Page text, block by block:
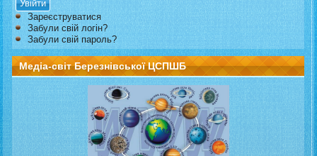
Увійти
Зареєструватися
Забули свій логін?
Забули свій пароль?
Медіа-світ Березнівської ЦСПШБ